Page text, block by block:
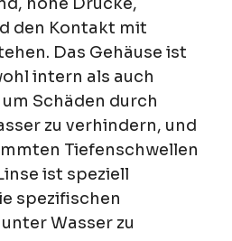
den Kontakt mit
Das Gehäuse ist
intern als auch
Schäden durch
zu verhindern, und
Tiefenschwellen
ist speziell
spezifischen
Wasser zu